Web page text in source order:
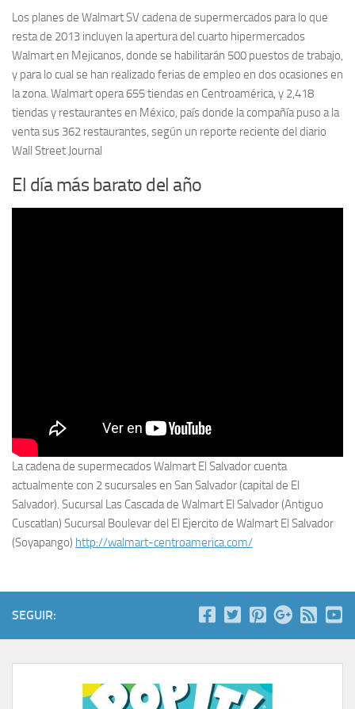
Los planes de Walmart SV cadena de supermercados para lo que
resta de 2013 incluyen la apertura del cuarto hipermercados
Walmart en Mejicanos, donde se habilitarán 500 puestos de trabajo,
y para lo cual se han realizado ferias de empleo en dos ocasiones en
la zona. Walmart opera 655 tiendas en Centroamérica, y 2,418
tiendas y restaurantes en México, país donde la compañía puso a la
venta sus 362 restaurantes, según un reporte reciente del diario
Wall Street Journal
El día más barato del año
La cadena de supermecados Walmart El Salvador cuenta
actualmente con 2 sucursales en San Salvador (capital de El
Salvador). Sucursal Las Cascada de Walmart El Salvador (Antiguo
Cuscatlan) Sucursal Boulevar del El Ejercito de Walmart El Salvador
(Soyapango) http://walmart-centroamerica.com/
SEGUIR: